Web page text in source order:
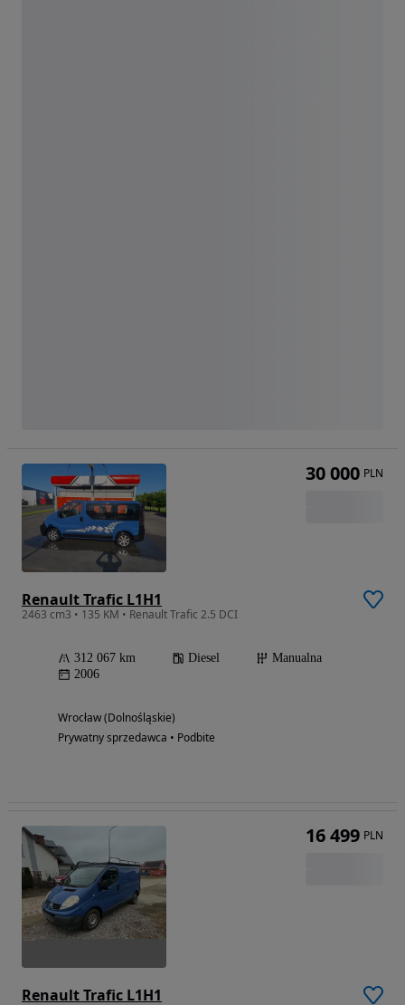
Renault Trafic L1H1
2463 cm3 • 135 KM • Renault Trafic 2.5 DCI
312 067 km Diesel
Manualna
2006
Wrocław (Dolnośląskie)
Prywatny sprzedawca • Podbite
30 000 PLN
Renault Trafic L1H1
16 499 PLN